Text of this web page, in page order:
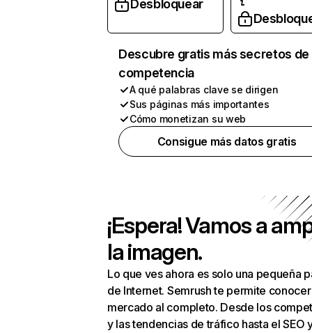
Desbloquear
Descubre gratis más secretos de
competencia
A qué palabras clave se dirigen
Sus páginas más importantes
Cómo monetizan su web
Consigue más datos gratis
¡Espera! Vamos a
la imagen.
Lo que ves ahora es solo una pequeña
de Internet. Semrush te permite
mercado al completo. Desde los
y las tendencias de tráfico hasta el SEO